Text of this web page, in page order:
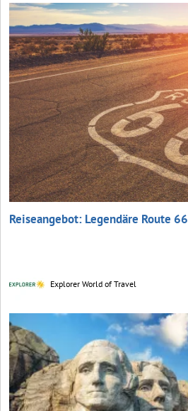
Reiseangebot: Legendäre Route 66
Explorer World of Travel